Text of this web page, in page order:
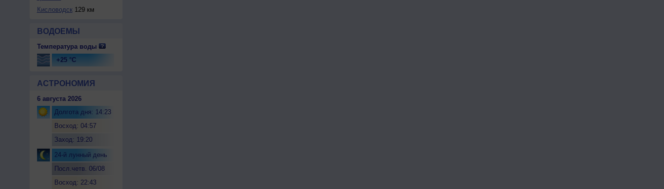
Кисловодск129 км
ВОДОЕМЫ
Температура воды
+25 °C
АСТРОНОМИЯ
6 августа 2026
Долгота дня: 14:23
Восход: 04:57
Заход: 19:20
24-й лунный день
Посл.четв. 06/08
Восход: 22:43